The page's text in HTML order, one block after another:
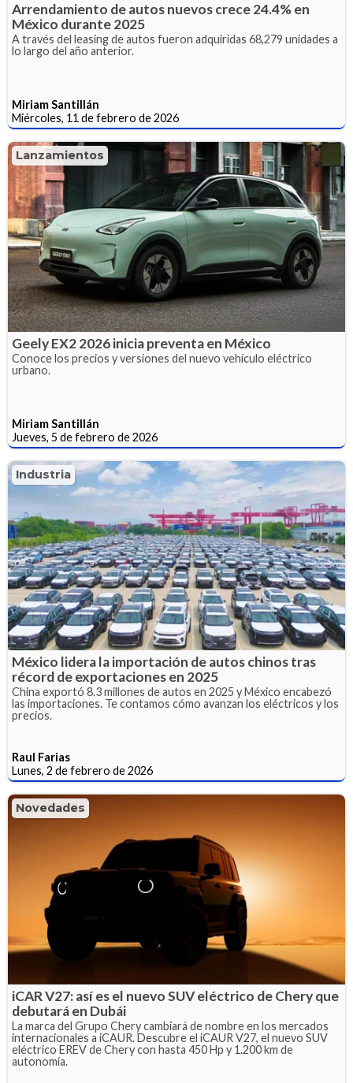
Arrendamiento de autos nuevos crece 24.4% en
México durante 2025
A través del leasing de autos fueron adquiridas 68,279 unidades a
lo largo del año anterior.
Miriam Santillán
Miércoles, 11 de febrero de 2026
Lanzamientos
Geely EX2 2026 inicia preventa en México
Conoce los precios y versiones del nuevo vehículo eléctrico
urbano.
Miriam Santillán
Jueves, 5 de febrero de 2026
Industria
México lidera la importación de autos chinos tras
récord de exportaciones en 2025
China exportó 8.3 millones de autos en 2025 y México encabezó
las importaciones. Te contamos cómo avanzan los eléctricos y los
precios.
Raul Farias
Lunes, 2 de febrero de 2026
Novedades
iCAR V27: así es el nuevo SUV eléctrico de Chery que
debutará en Dubái
La marca del Grupo Chery cambiará de nombre en los mercados
internacionales a iCAUR. Descubre el iCAUR V27, el nuevo SUV
eléctrico EREV de Chery con hasta 450 Hp y 1.200 km de
autonomía.